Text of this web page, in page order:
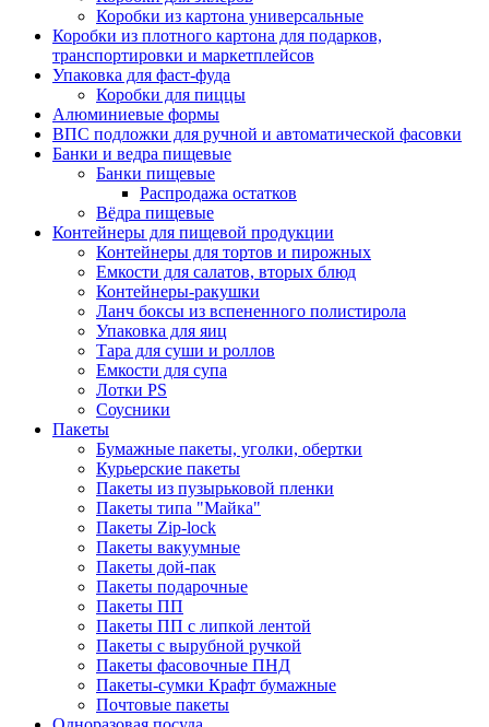
Коробки из картона универсальные
Коробки из плотного картона для подарков,
транспортировки и маркетплейсов
Упаковка для фаст-фуда
Коробки для пиццы
Алюминиевые формы
ВПС подложки для ручной и автоматической фасовки
Банки и ведра пищевые
Банки пищевые
Распродажа остатков
Вёдра пищевые
Контейнеры для пищевой продукции
Контейнеры для тортов и пирожных
Емкости для салатов, вторых блюд
Контейнеры-ракушки
Ланч боксы из вспененного полистирола
Упаковка для яиц
Тара для суши и роллов
Емкости для супа
Лотки PS
Соусники
Пакеты
Бумажные пакеты, уголки, обертки
Курьерские пакеты
Пакеты из пузырьковой пленки
Пакеты типа "Майка"
Пакеты Zip-lock
Пакеты вакуумные
Пакеты дой-пак
Пакеты подарочные
Пакеты ПП
Пакеты ПП с липкой лентой
Пакеты с вырубной ручкой
Пакеты фасовочные ПНД
Пакеты-сумки Крафт бумажные
Почтовые пакеты